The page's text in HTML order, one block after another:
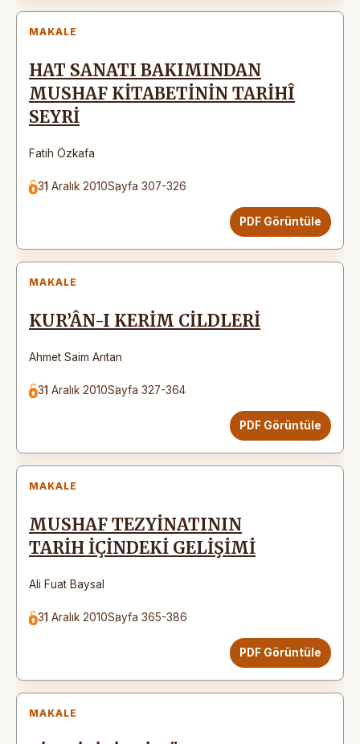
MAKALE
HAT SANATI BAKIMINDAN
MUSHAF KİTABETİNİN TARİHÎ
SEYRİ
Fatih Özkafa
31 Aralık 2010Sayfa 307-326
PDF Görüntüle
MAKALE
KUR’ÂN-I KERİM CİLDLERİ
Ahmet Saim Arıtan
31 Aralık 2010Sayfa 327-364
PDF Görüntüle
MAKALE
MUSHAF TEZYİNATININ
TARİH İÇİNDEKİ GELİŞİMİ
Ali Fuat Baysal
31 Aralık 2010Sayfa 365-386
PDF Görüntüle
MAKALE